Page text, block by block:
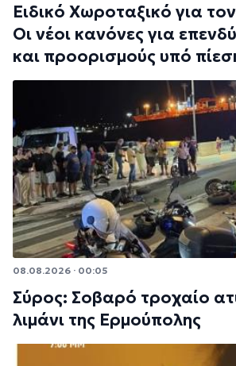
Ειδικό Χωροταξικό για
Οι νέοι κανόνες για
και προορισμούς υπό
08.08.2026 · 00:05
Σύρος: Σοβαρό τροχαίο
λιμάνι της Ερμούπολης